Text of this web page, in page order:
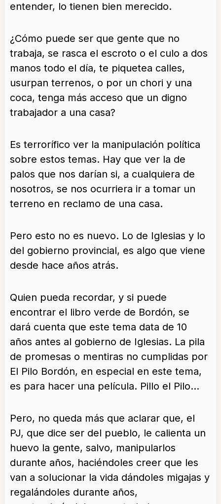
entender, lo tienen bien merecido.
¿Cómo puede ser que gente que no
trabaja, se rasca el escroto o el culo a dos
manos todo el día, te piquetea calles,
usurpan terrenos, o por un chori y una
coca, tenga más acceso que un digno
trabajador a una casa?
Es terrorífico ver la manipulación política
sobre estos temas. Hay que ver la de
palos que nos darían si, a cualquiera de
nosotros, se nos ocurriera ir a tomar un
terreno en reclamo de una casa.
Pero esto no es nuevo. Lo de Iglesias y lo
del gobierno provincial, es algo que viene
desde hace años atrás.
Quien pueda recordar, y si puede
encontrar el libro verde de Bordón, se
dará cuenta que este tema data de 10
años antes al gobierno de Iglesias. La pila
de promesas o mentiras no cumplidas por
El Pilo Bordón, en especial en este tema,
es para hacer una película. Pillo el Pilo…
Pero, no queda más que aclarar que, el
PJ, que dice ser del pueblo, le calienta un
huevo la gente, salvo, manipularlos
durante años, haciéndoles creer que les
van a solucionar la vida dándoles migajas y
regalándoles durante años,